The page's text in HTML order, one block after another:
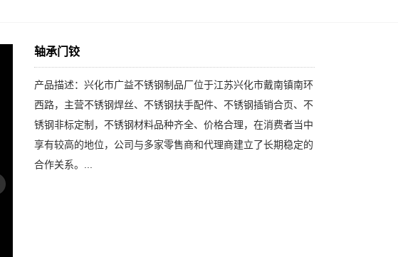
轴承门铰
产品描述：兴化市广益不锈钢制品厂位于江苏兴化市戴南镇南环
西路，主营不锈钢焊丝、不锈钢扶手配件、不锈钢插销合页、不
锈钢非标定制，不锈钢材料品种齐全、价格合理，在消费者当中
享有较高的地位，公司与多家零售商和代理商建立了长期稳定的
合作关系。...